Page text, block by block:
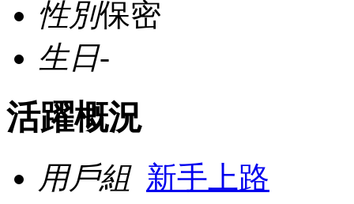
性別保密
生日-
活躍概況
用戶組 新手上路